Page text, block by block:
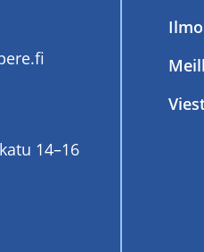
14–16